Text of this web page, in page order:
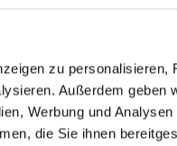
zu
Außerdem geben
Werbung und
die Sie ihnen
erreicht, zum 13.
Er baute
Halys dagegen tut